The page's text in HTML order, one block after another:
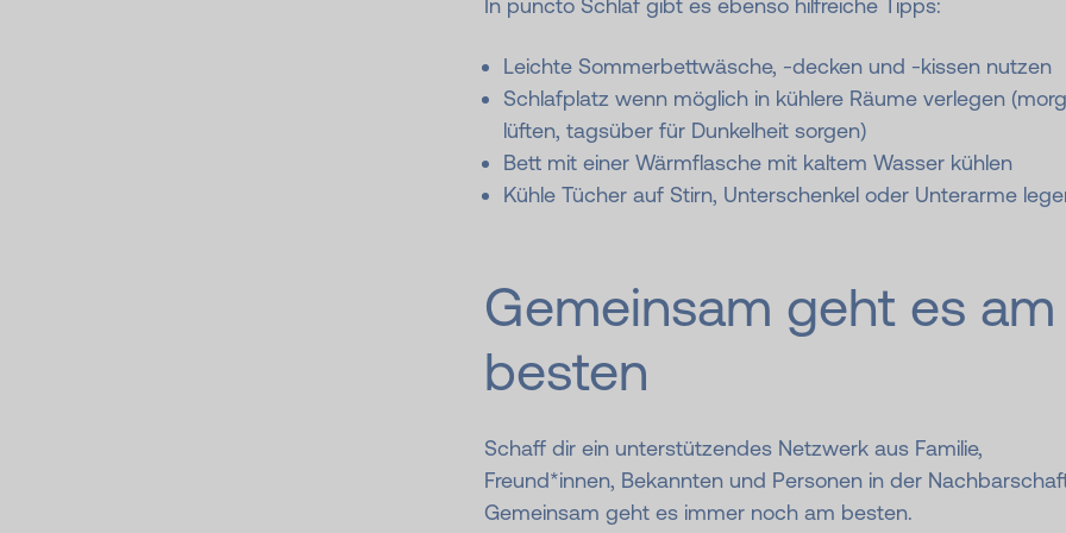
In puncto Schlaf gibt es ebenso hilfreiche Tipps:
Leichte Sommerbettwäsche, -decken und -kissen nutzen
Schlafplatz wenn möglich in kühlere Räume verlegen
lüften, tagsüber für Dunkelheit sorgen)
Bett mit einer Wärmflasche mit kaltem Wasser kühlen
Kühle Tücher auf Stirn, Unterschenkel oder Unterarme
Gemeinsam geht es am
besten
Schaff dir ein unterstützendes Netzwerk aus Familie,
Freund*innen, Bekannten und Personen in der
Gemeinsam geht es immer noch am besten.